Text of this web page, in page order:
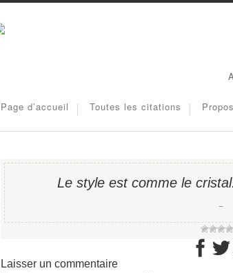
Page d’accueil Toutes les citations
Le style est comme le
−
Laisser un commentaire